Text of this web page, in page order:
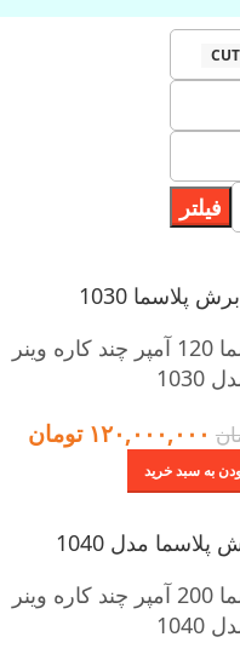
فیلتر
دستگاه برش پلاسما 120 آمپر چند کاره وینر
1030
۱۲۰,۰۰۰,۰۰۰ تومان
به سبد خرید
دستگاه برش پلاسما 200 آمپر چند کاره وینر
1040